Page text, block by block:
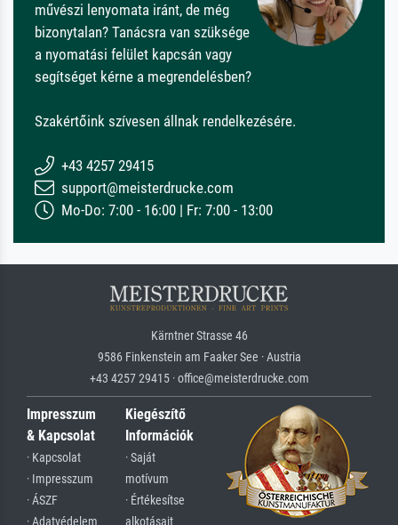
művészi lenyomata iránt, de még
bizonytalan? Tanácsra van szüksége
a nyomatási felület kapcsán vagy
segítséget kérne a megrendelésben?
Szakértőink szívesen állnak rendelkezésére.
+43 4257 29415
support@meisterdrucke.com
Mo-Do: 7:00 - 16:00 | Fr: 7:00 - 13:00
Kärntner Strasse 46
9586 Finkenstein am Faaker See · Austria
+43 4257 29415 · office@meisterdrucke.com
Impresszum
& Kapcsolat
· Kapcsolat
· Impresszum
· ÁSZF
Kiegészítő
Információk
· Saját
motívum
· Értékesítse